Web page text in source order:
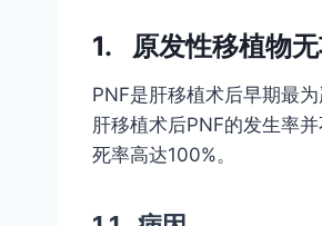
1. 原发性移植物
PNF是肝移植术后早期最
肝移植术后PNF的发生率
死率高达100%。